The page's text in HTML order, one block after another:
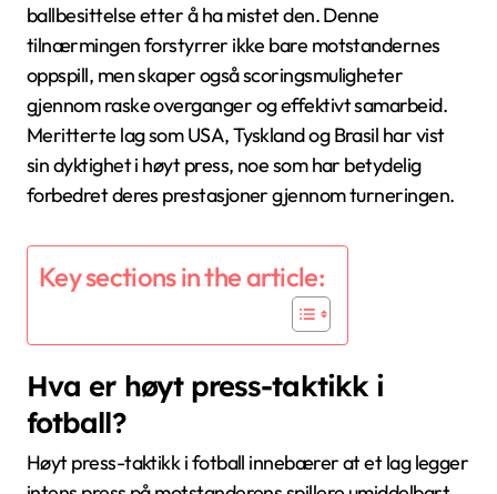
ballbesittelse etter å ha mistet den. Denne
tilnærmingen forstyrrer ikke bare motstandernes
oppspill, men skaper også scoringsmuligheter
gjennom raske overganger og effektivt samarbeid.
Meritterte lag som USA, Tyskland og Brasil har vist
sin dyktighet i høyt press, noe som har betydelig
forbedret deres prestasjoner gjennom turneringen.
Key sections in the article:
Hva er høyt press-taktikk i
fotball?
Høyt press-taktikk i fotball innebærer at et lag legger